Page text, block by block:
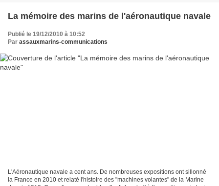
La mémoire des marins de l'aéronautique navale
Publié le 19/12/2010 à 10:52
Par assauxmarins-communications
L'Aéronautique navale a cent ans. De nombreuses expositions ont sillonné
la France en 2010 et relaté l'histoire des "machines volantes" de la Marine